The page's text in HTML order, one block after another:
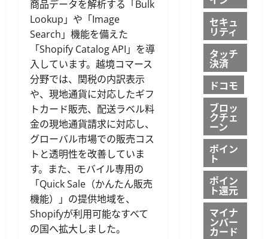
商品データを解析する「Bulk
Lookup」や「Image
Search」機能を備えた
「Shopify Catalog API」を導
入しています。越境コマース
分野では、関税の内訳表示
や、現地通貨に対応したギフ
トカード販売、配送ラベル料
金の現地通貨請求に対応し、
グローバル市場での販売コス
トと透明性を改善していま
す。また、モバイル専用の
「Quick Sale（かんたん販売
機能）」の提供地域を、
Shopifyが利用可能なすべて
の国へ拡大しました。
セキュ
リティ
タッチ
決済
ドコモ
ブロッ
クチェ
ーン
ポイン
ト
ポイン
ト還元
マイナ
ンバー
カード